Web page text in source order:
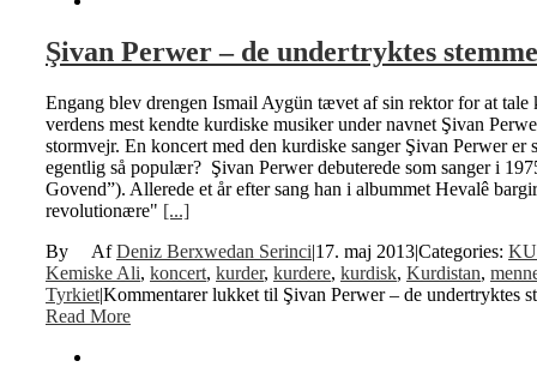
Şivan Perwer – de undertryktes stemme
Engang blev drengen Ismail Aygün tævet af sin rektor for at
verdens mest kendte kurdiske musiker under navnet Şivan
stormvejr. En koncert med den kurdiske sanger Şivan Perwer
egentlig så populær? Şivan Perwer debuterede som sanger i
Govend”). Allerede et år efter sang han i albummet Hevalê
revolutionære" [...]
By
Deniz Berxwedan Serinci|17. maj 2013|Categories:
Kemiske Ali, koncert, kurder, kurdere, kurdisk, Kurdistan,
Tyrkiet|Kommentarer lukket til Şivan Perwer – de undertryktes
Read More